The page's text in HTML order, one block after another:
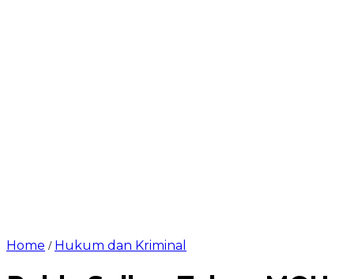
Home / Hukum dan Kriminal